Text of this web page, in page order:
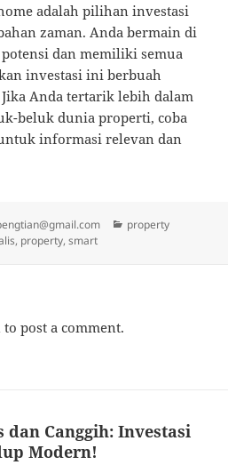
adalah pilihan investasi
zaman. Anda bermain di
dan memiliki semua
investasi ini berbuah
Anda tertarik lebih dalam
beluk dunia properti, coba
informasi relevan dan
Categories
property
, property,smart
to post a comment.
Canggih: Investasi
Modern!